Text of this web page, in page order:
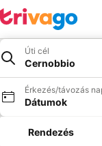
Úti cél
Cernobbio
Érkezés/távozás
Dátumok
Rendezés